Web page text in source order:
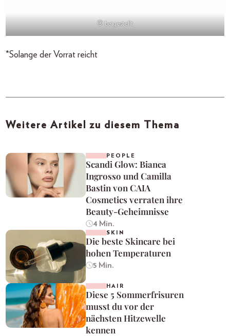
© beigestellt
*Solange der Vorrat reicht
Weitere Artikel zu diesem Thema
PEOPLE
Scandi Glow: Bianca
Ingrosso und Camilla
Bastin von CAIA
Cosmetics verraten ihre
Beauty-Geheimnisse
4 Min.
SKIN
Die beste Skincare bei
hohen Temperaturen
5 Min.
HAIR
Diese 5 Sommerfrisuren
musst du vor der
nächsten Hitzewelle
kennen